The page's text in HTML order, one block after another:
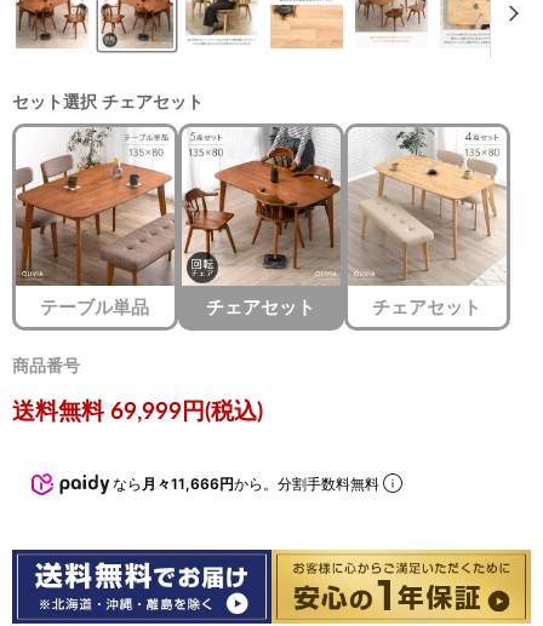
セット選択 チェアセット
テーブル単品 チェアセット チェアセット
商品番号
現在の価格
送料無料 69,999円(税込)
なら 月々11,666円から。分割手数料無料